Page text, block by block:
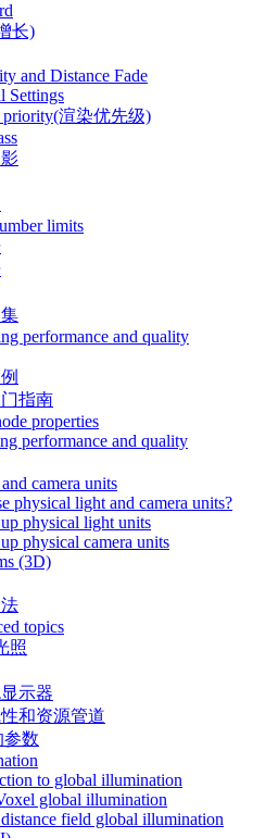
长)
and Distance Fade
Settings
priority(渲染优先级)
limits
performance and quality
指南
properties
performance and quality
camera units
physical light and camera units?
physical light units
physical camera units
(3D)
topics
照
示器
和资源管道
参数
to global illumination
global illumination
field global illumination